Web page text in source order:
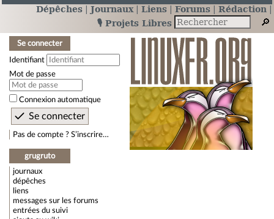
Dépêches Journaux Liens Forums
Rédaction
🎙️ Projets Libres
Se connecter
Identifiant
Mot de passe
Connexion automatique
Pas de compte ? S’inscrire…
grugruto
journaux
dépêches
liens
messages sur les forums
entrées du suivi